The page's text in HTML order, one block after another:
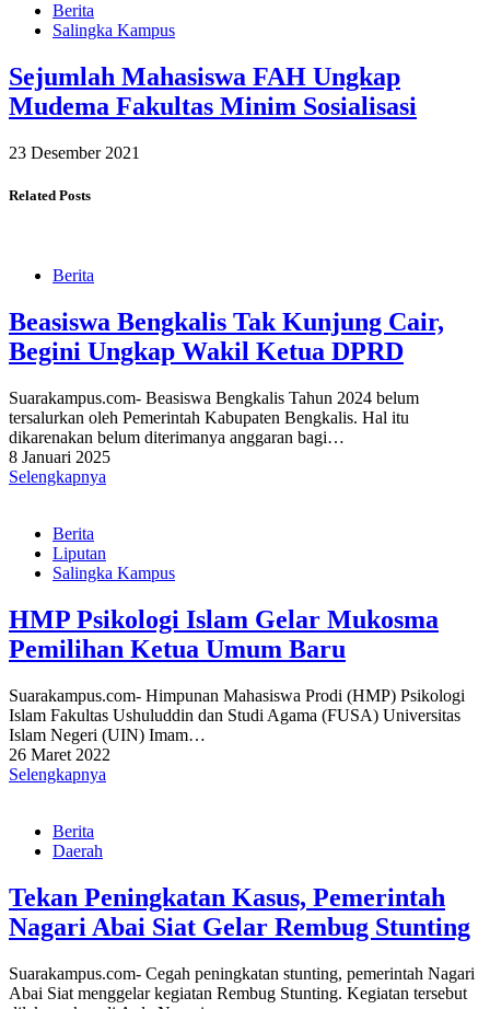
Berita
Salingka Kampus
Sejumlah Mahasiswa FAH Ungkap
Mudema Fakultas Minim Sosialisasi
23 Desember 2021
Related Posts
Berita
Beasiswa Bengkalis Tak Kunjung Cair,
Begini Ungkap Wakil Ketua DPRD
Suarakampus.com- Beasiswa Bengkalis Tahun 2024 belum
tersalurkan oleh Pemerintah Kabupaten Bengkalis. Hal itu
dikarenakan belum diterimanya anggaran bagi…
8 Januari 2025
Selengkapnya
Berita
Liputan
Salingka Kampus
HMP Psikologi Islam Gelar Mukosma
Pemilihan Ketua Umum Baru
Suarakampus.com- Himpunan Mahasiswa Prodi (HMP) Psikologi
Islam Fakultas Ushuluddin dan Studi Agama (FUSA) Universitas
Islam Negeri (UIN) Imam…
26 Maret 2022
Selengkapnya
Berita
Daerah
Tekan Peningkatan Kasus, Pemerintah
Nagari Abai Siat Gelar Rembug Stunting
Suarakampus.com- Cegah peningkatan stunting, pemerintah Nagari
Abai Siat menggelar kegiatan Rembug Stunting. Kegiatan tersebut